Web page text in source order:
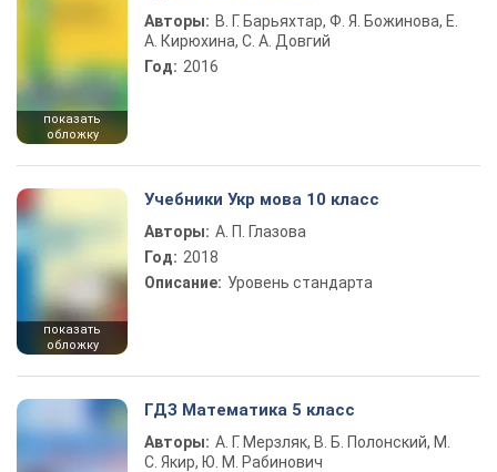
показать
обложку
Авторы: В. Г. Барьяхтар, Ф. Я. Божинова, Е.
А. Кирюхина, С. А. Довгий
Год: 2016
показать
обложку
Учебники Укр мова 10 класс
Авторы: А. П. Глазова
Год: 2018
Описание: Уровень стандарта
ГДЗ Математика 5 класс
Авторы: А. Г. Мерзляк, В. Б. Полонский, М.
С. Якир, Ю. М. Рабинович